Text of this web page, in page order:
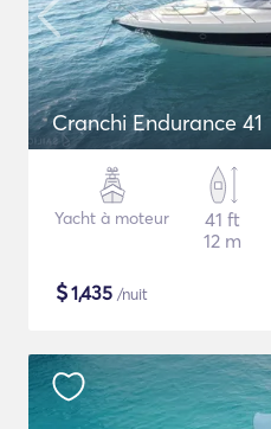
Cranchi Endurance 41
Yacht à moteur
41 ft
12 m
$1,435 /nuit